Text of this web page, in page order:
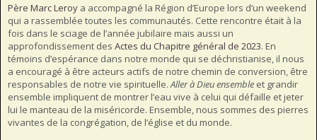
Père Marc Leroy a accompagné la Région d’Europe lors d’un weekend
qui a rassemblée toutes les communautés. Cette rencontre était à la
fois dans le sciage de l’année jubilaire mais aussi un
approfondissement des Actes du Chapitre général de 2023. En
témoins d’espérance dans notre monde qui se déchristianise, il nous
a encouragé à être acteurs actifs de notre chemin de conversion, être
responsables de notre vie spirituelle.Aller à Dieu ensemble et grandir
ensemble impliquent de montrer l’eau vive à celui qui défaille et jeter
lui le manteau de la miséricorde. Ensemble, nous sommes des pierres
vivantes de la congrégation, de l’église et du monde.